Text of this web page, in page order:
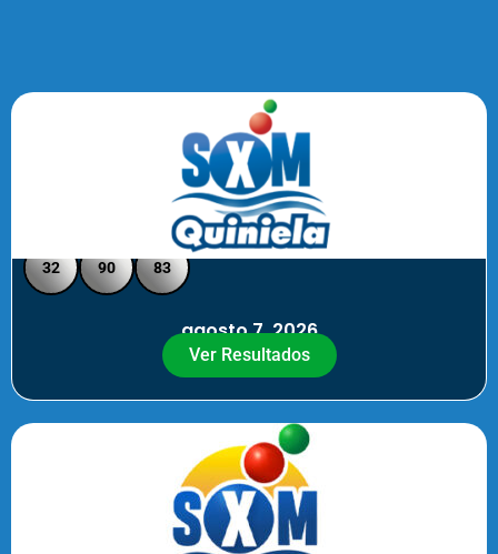
Quiniela SXM - Medio Día
32 90 83
agosto 7, 2026
Ver Resultados